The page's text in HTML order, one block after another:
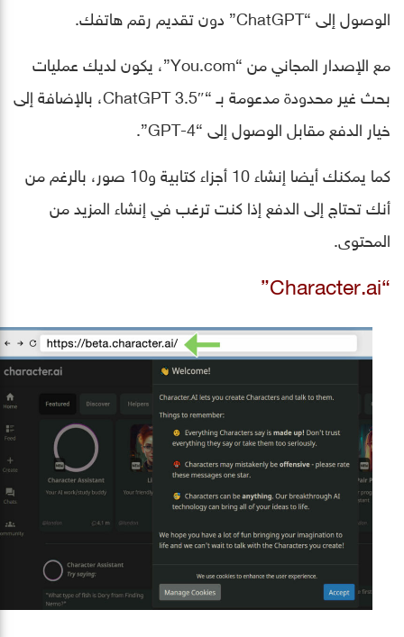
الوصول إلى “ChatGPT” دون تقديم رقم هاتفك.
مع الإصدار المجاني من “You.com”، يكون لديك عمليات
بحث غير محدودة مدعومة بـ “ChatGPT 3.5″، بالإضافة إلى
خيار الدفع مقابل الوصول إلى “GPT-4”.
كما يمكنك أيضا إنشاء 10 أجزاء كتابية و10 صور، بالرغم من
أنك تحتاج إلى الدفع إذا كنت ترغب في إنشاء المزيد من
المحتوى.
“Character.ai”